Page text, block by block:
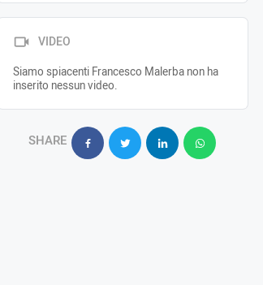
VIDEO
Siamo spiacenti Francesco Malerba non ha
inserito nessun video.
SHARE